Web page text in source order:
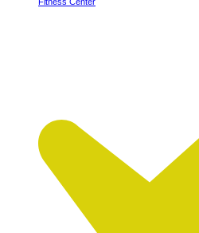
Fitness Center